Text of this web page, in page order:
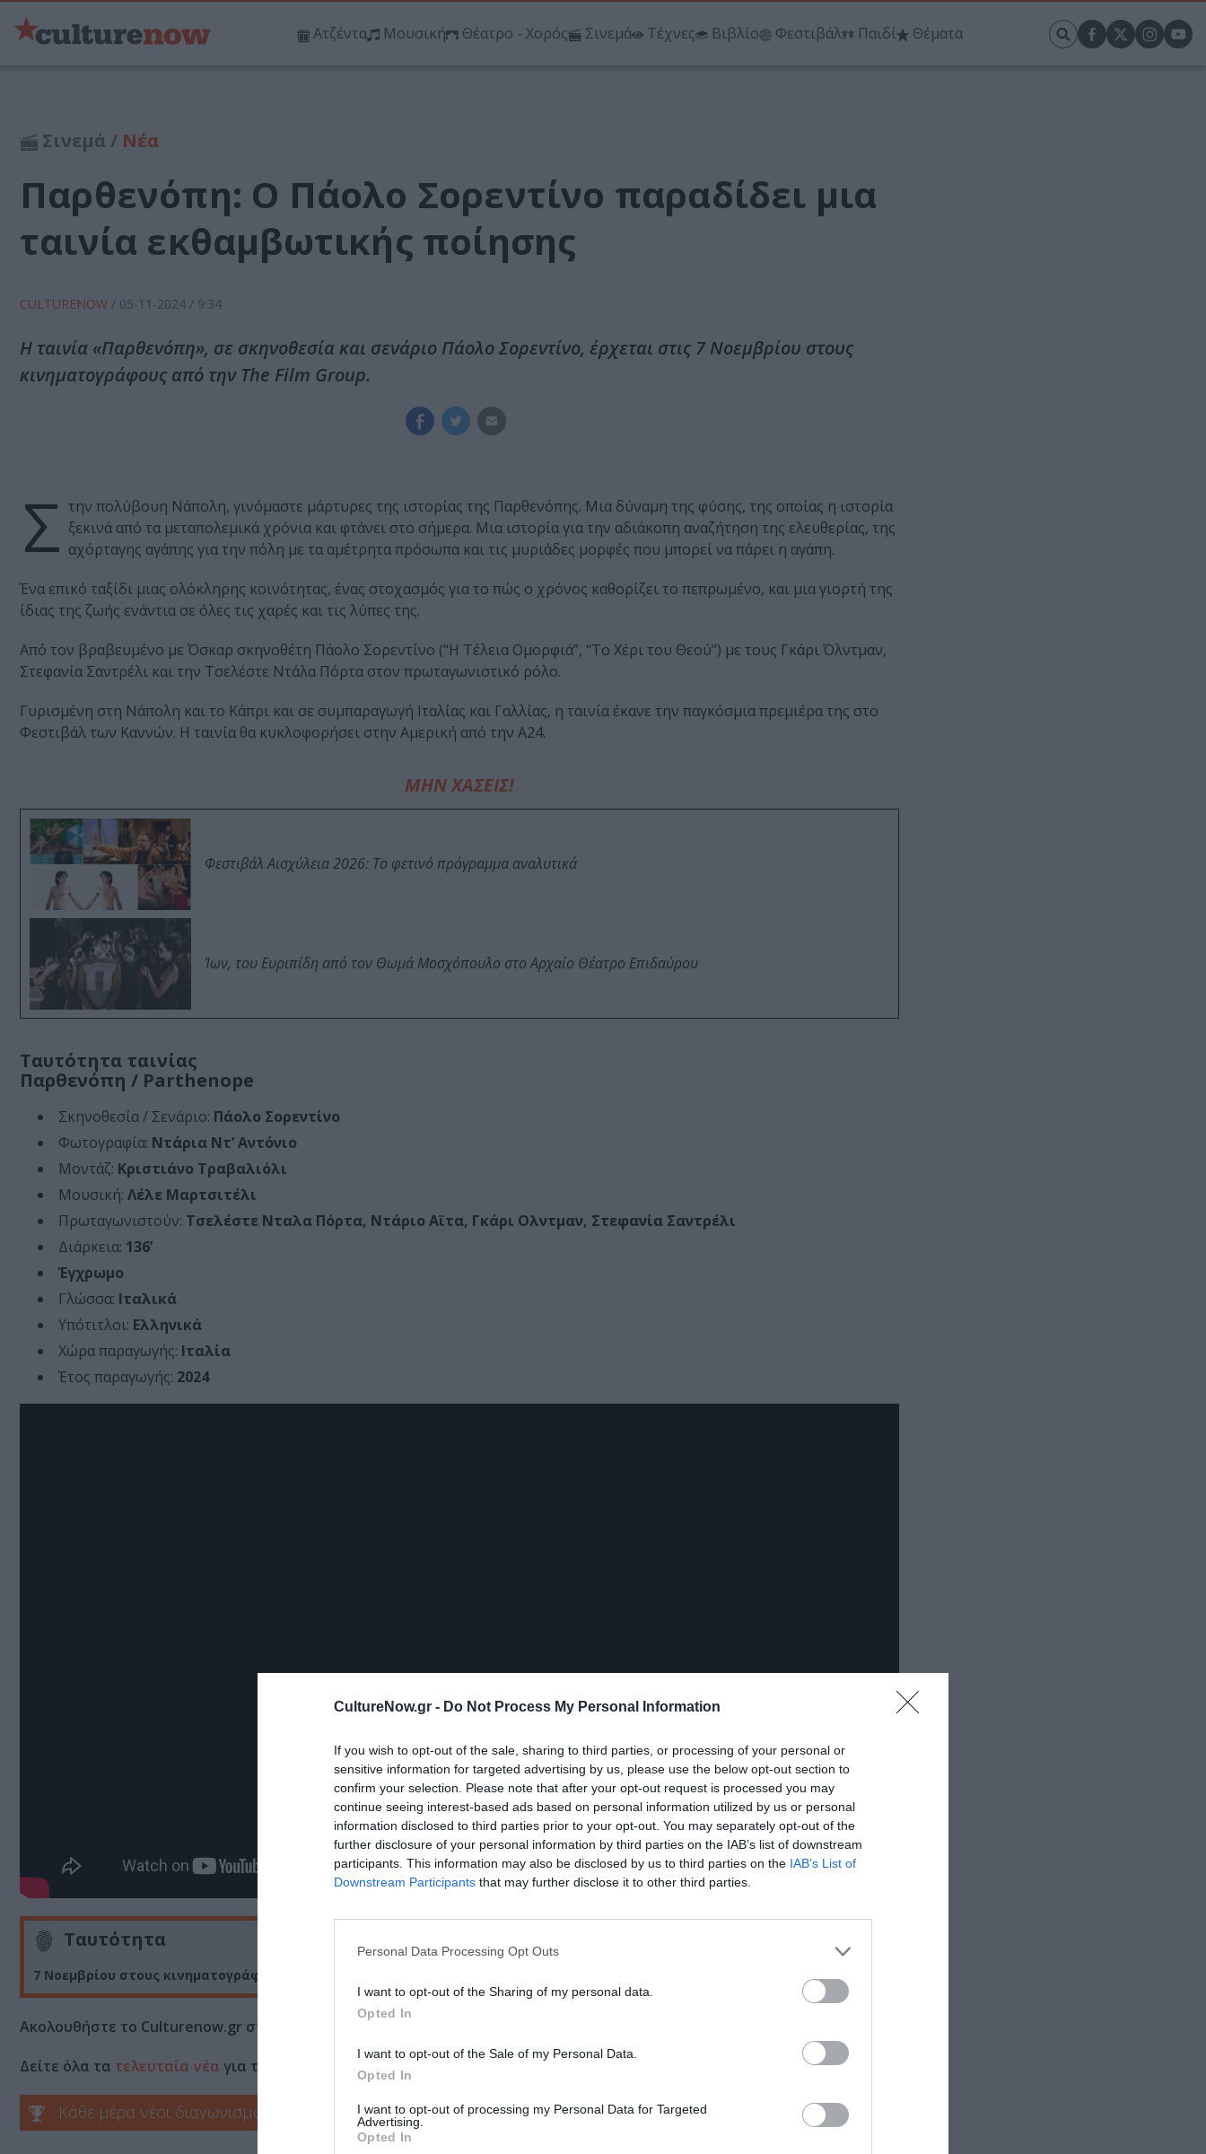
CultureNow.gr - Do Not Process My Personal Information
If you wish to opt-out of the sale, sharing to third parties, or processing of your personal or
sensitive information for targeted advertising by us, please use the below opt-out section to
confirm your selection. Please note that after your opt-out request is processed you may
continue seeing interest-based ads based on personal information utilized by us or personal
information disclosed to third parties prior to your opt-out. You may separately opt-out of the
further disclosure of your personal information by third parties on the IAB’s list of downstream
participants. This information may also be disclosed by us to third parties on the IAB’s List of
Downstream Participants that may further disclose it to other third parties.
Personal Data Processing Opt Outs
I want to opt-out of the Sharing of my personal data.
Opted In
I want to opt-out of the Sale of my Personal Data.
Opted In
I want to opt-out of processing my Personal Data for Targeted
Advertising.
Opted In
Ατζέντα Μουσική Θέατρο - Χορός Σινεμά Τέχνες Βιβλίο Φεστιβάλ Παιδί Θέματα
Σινεμά / Νέα
Παρθενόπη: Ο Πάολο Σορεντίνο παραδίδει μια
ταινία εκθαμβωτικής ποίησης
CULTURENOW / 05-11-2024 / 9:34
Η ταινία «Παρθενόπη», σε σκηνοθεσία και σενάριο Πάολο Σορεντίνο, έρχεται στις 7 Νοεμβρίου στους
κινηματογράφους από την The Film Group.
Σ την πολύβουη Νάπολη, γινόμαστε μάρτυρες της ιστορίας της Παρθενόπης. Μια δύναμη της φύσης, της οποίας η ιστορία
ξεκινά από τα μεταπολεμικά χρόνια και φτάνει στο σήμερα. Μια ιστορία για την αδιάκοπη αναζήτηση της ελευθερίας, της
αχόρταγης αγάπης για την πόλη με τα αμέτρητα πρόσωπα και τις μυριάδες μορφές που μπορεί να πάρει η αγάπη.
Ένα επικό ταξίδι μιας ολόκληρης κοινότητας, ένας στοχασμός για το πώς ο χρόνος καθορίζει το πεπρωμένο, και μια γιορτή της
ίδιας της ζωής ενάντια σε όλες τις χαρές και τις λύπες της.
Από τον βραβευμένο με Όσκαρ σκηνοθέτη Πάολο Σορεντίνο (“Η Τέλεια Ομορφιά”, “Το Χέρι του Θεού”) με τους Γκάρι Όλντμαν,
Στεφανία Σαντρέλι και την Τσελέστε Ντάλα Πόρτα στον πρωταγωνιστικό ρόλο.
Γυρισμένη στη Νάπολη και το Κάπρι και σε συμπαραγωγή Ιταλίας και Γαλλίας, η ταινία έκανε την παγκόσμια πρεμιέρα της στο
Φεστιβάλ των Καννών. Η ταινία θα κυκλοφορήσει στην Αμερική από την A24.
ΜΗΝ ΧΑΣΕΙΣ!
Φεστιβάλ Αισχύλεια 2026: Το φετινό πρόγραμμα αναλυτικά
Ίων, του Ευριπίδη από τον Θωμά Μοσχόπουλο στο Αρχαίο Θέατρο Επιδαύρου
Ταυτότητα ταινίας
Παρθενόπη / Parthenope
Σκηνοθεσία / Σενάριο: Πάολο Σορεντίνο
Φωτογραφία: Ντάρια Ντ’ Αντόνιο
Μοντάζ: Κριστιάνο Τραβαλιόλι
Μουσική: Λέλε Μαρτσιτέλι
Πρωταγωνιστούν: Τσελέστε Νταλα Πόρτα, Ντάριο Αϊτα, Γκάρι Ολντμαν, Στεφανία Σαντρέλι
Διάρκεια: 136’
Έγχρωμο
Γλώσσα: Ιταλικά
Υπότιτλοι: Ελληνικά
Χώρα παραγωγής: Ιταλία
Έτος παραγωγής: 2024
Ταυτότητα
7 Νοεμβρίου στους κινηματογράφους από την The Film Group
Ακολουθήστε το Culturenow.gr στο Google Newsκαι μάθετε πρώτοι όλες τις ειδήσεις
Δείτε όλα τα τελευταία νέα για την Τέχνη και τον Πολιτισμό στο Culturenow.gr
Κάθε μέρα νέοι διαγωνισμοί στο Culturenow.gr Δες εδώ! ❯